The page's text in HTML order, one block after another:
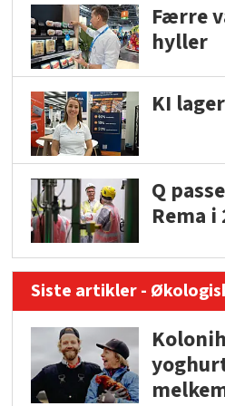
Færre
hyller
KI
Q
Rema i
Siste artikler -